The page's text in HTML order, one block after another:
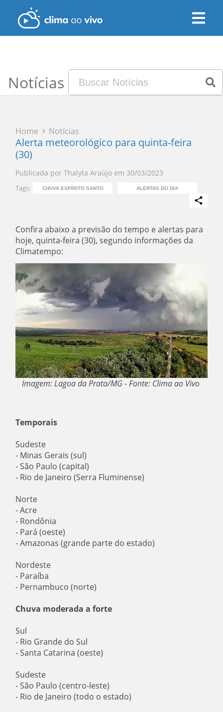
Notícias
Home Notícias
Alerta meteorológico para quinta-feira
(30)
Publicada por Thalyta Araújo em 30/03/2023
Tags: CHUVA ESPÍRITO SANTO ALERTAS DO DIA
Confira abaixo a previsão do tempo e alertas para
hoje, quinta-feira (30), segundo informações da
Climatempo:
Imagem: Lagoa da Prata/MG - Fonte: Clima ao Vivo
Temporais
Sudeste
- Minas Gerais (sul)
- São Paulo (capital)
- Rio de Janeiro (Serra Fluminense)
Norte
- Acre
- Rondônia
- Pará (oeste)
- Amazonas (grande parte do estado)
Nordeste
- Paraíba
- Pernambuco (norte)
Chuva moderada a forte
Sul
- Rio Grande do Sul
- Santa Catarina (oeste)
Sudeste
- São Paulo (centro-leste)
- Rio de Janeiro (todo o estado)